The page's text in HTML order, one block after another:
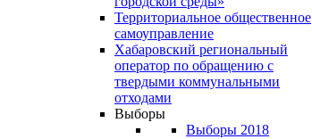
Территориальное общественное
самоуправление
Хабаровский региональный
оператор по обращению с
твердыми коммунальными
отходами
Выборы
Выборы 2018